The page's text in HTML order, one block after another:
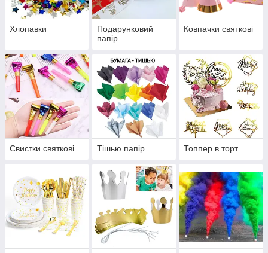
Хлопавки
Подарунковий
папір
Ковпачки святкові
Свистки святкові Тішью папір Топпер в торт